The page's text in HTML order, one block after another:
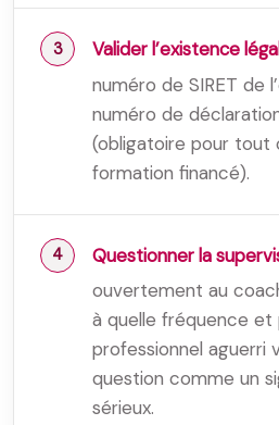
Valider l’existence
numéro de SIRET de
numéro de
(obligatoire pour tout
formation financé).
Questionner la
ouvertement au
à quelle fréquence et
professionnel aguerri
question comme un
sérieux.